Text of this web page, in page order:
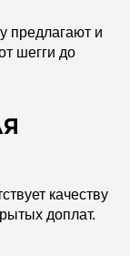
предлагают и
шегги до
качеству
доплат.